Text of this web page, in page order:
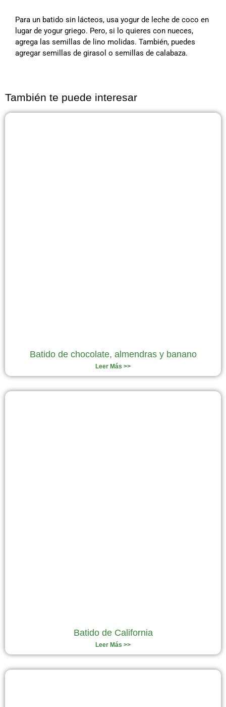
Para un batido sin lácteos, usa yogur de leche de coco en
lugar de yogur griego. Pero, si lo quieres con nueces,
agrega las semillas de lino molidas. También, puedes
agregar semillas de girasol o semillas de calabaza.
También te puede interesar
Batido de chocolate, almendras y banano
Leer Más >>
Batido de California
Leer Más >>